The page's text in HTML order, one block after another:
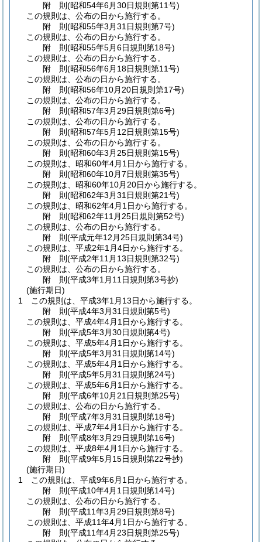
附 則(昭和54年6月30日規則第11号)
この規則は、公布の日から施行する。
附 則(昭和55年3月31日規則第7号)
この規則は、公布の日から施行する。
附 則(昭和55年5月6日規則第18号)
この規則は、公布の日から施行する。
附 則(昭和56年6月18日規則第11号)
この規則は、公布の日から施行する。
附 則(昭和56年10月20日規則第17号)
この規則は、公布の日から施行する。
附 則(昭和57年3月29日規則第6号)
この規則は、公布の日から施行する。
附 則(昭和57年5月12日規則第15号)
この規則は、公布の日から施行する。
附 則(昭和60年3月25日規則第15号)
この規則は、昭和60年4月1日から施行する。
附 則(昭和60年10月7日規則第35号)
この規則は、昭和60年10月20日から施行する。
附 則(昭和62年3月31日規則第21号)
この規則は、昭和62年4月1日から施行する。
附 則(昭和62年11月25日規則第52号)
この規則は、公布の日から施行する。
附 則(平成元年12月25日規則第34号)
この規則は、平成2年1月4日から施行する。
附 則(平成2年11月13日規則第32号)
この規則は、公布の日から施行する。
附 則(平成3年1月11日規則第3号抄)
(施行期日)
1
この規則は、平成3年1月13日から施行する。
附 則(平成4年3月31日規則第5号)
この規則は、平成4年4月1日から施行する。
附 則(平成5年3月30日規則第4号)
この規則は、平成5年4月1日から施行する。
附 則(平成5年3月31日規則第14号)
この規則は、平成5年4月1日から施行する。
附 則(平成5年5月31日規則第24号)
この規則は、平成5年6月1日から施行する。
附 則(平成6年10月21日規則第25号)
この規則は、公布の日から施行する。
附 則(平成7年3月31日規則第18号)
この規則は、平成7年4月1日から施行する。
附 則(平成8年3月29日規則第16号)
この規則は、平成8年4月1日から施行する。
附 則(平成9年5月15日規則第22号抄)
(施行期日)
1
この規則は、平成9年6月1日から施行する。
附 則(平成10年4月1日規則第14号)
この規則は、公布の日から施行する。
附 則(平成11年3月29日規則第8号)
この規則は、平成11年4月1日から施行する。
附 則(平成11年4月23日規則第25号)